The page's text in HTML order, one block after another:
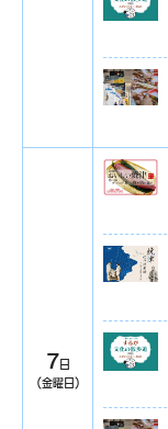
7 日
（金曜日）